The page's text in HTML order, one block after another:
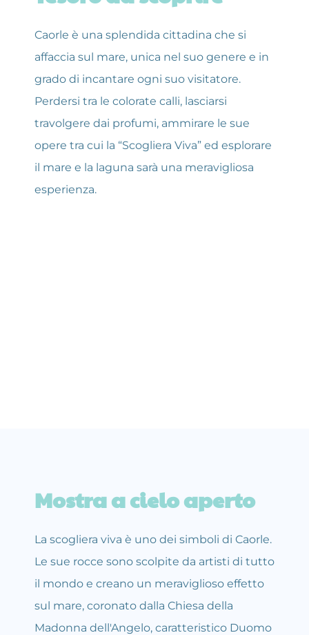
Caorle è una splendida cittadina che si
affaccia sul mare, unica nel suo genere e in
grado di incantare ogni suo visitatore.
Perdersi tra le colorate calli, lasciarsi
travolgere dai profumi, ammirare le sue
opere tra cui la “Scogliera Viva” ed esplorare
il mare e la laguna sarà una meravigliosa
esperienza.
Mostra a cielo aperto
La scogliera viva è uno dei simboli di Caorle.
Le sue rocce sono scolpite da artisti di tutto
il mondo e creano un meraviglioso effetto
sul mare, coronato dalla Chiesa della
Madonna dell'Angelo, caratteristico Duomo